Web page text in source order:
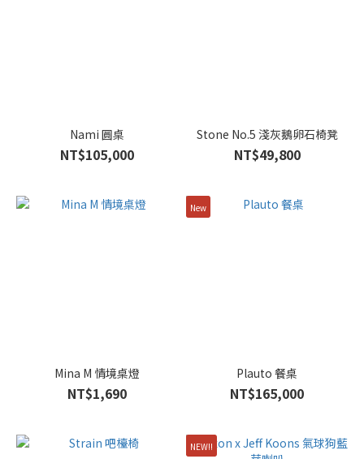
Nami 圓桌
NT$105,000
Stone No.5 淺灰鵝卵石椅凳
NT$49,800
Mina M 情境桌燈
NT$1,690
New
Plauto 餐桌
NT$165,000
NEW!!